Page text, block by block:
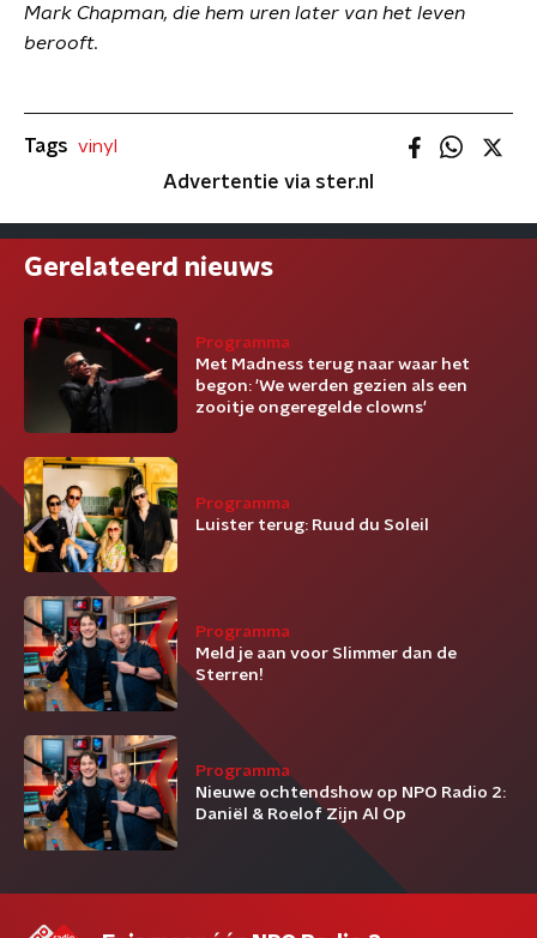
Mark Chapman, die hem uren later van het leven
berooft.
Tags vinyl
Advertentie via ster.nl
Gerelateerd nieuws
Programma
Met Madness terug naar waar het
begon: 'We werden gezien als een
zooitje ongeregelde clowns'
Programma
Luister terug: Ruud du Soleil
Programma
Meld je aan voor Slimmer dan de
Sterren!
Programma
Nieuwe ochtendshow op NPO Radio 2:
Daniël & Roelof Zijn Al Op